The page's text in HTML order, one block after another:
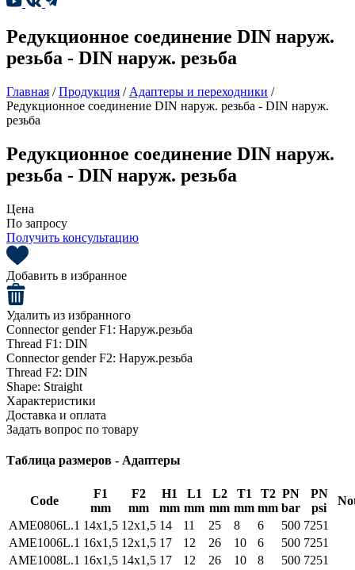
Редукционное соединение DIN наруж.
резьба - DIN наруж. резьба
Главная /Продукция / Адаптеры и переходники /
Редукционное соединение DIN наруж. резьба - DIN наруж.
резьба
Редукционное соединение DIN наруж.
резьба - DIN наруж. резьба
Цена
По запросу
Получить консультацию
Добавить в избранное
Удалить из избранного
Connector gender F1: Наруж.резьба
Thread F1: DIN
Connector gender F2: Наруж.резьба
Thread F2: DIN
Shape: Straight
Характеристики
Доставка и оплата
Задать вопрос по товару
Таблица размеров - Адаптеры
Code
F1
mm
F2
mm
H1
mm
L1
mm
L2
mm
T1
mm
T2
mm
PN
bar
PN
psi
AME0806L.1 14x1,5 12x1,5 14 11 25 8 6 500 7251
AME1006L.1 16x1,5 12x1,5 17 12 26 10 6 500 7251
AME1008L.1 16x1,5 14x1,5 17 12 26 10 8 500 7251